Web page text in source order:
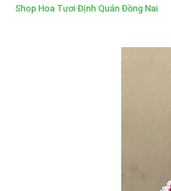
Shop Hoa Tươi Định Quán Đồng Nai